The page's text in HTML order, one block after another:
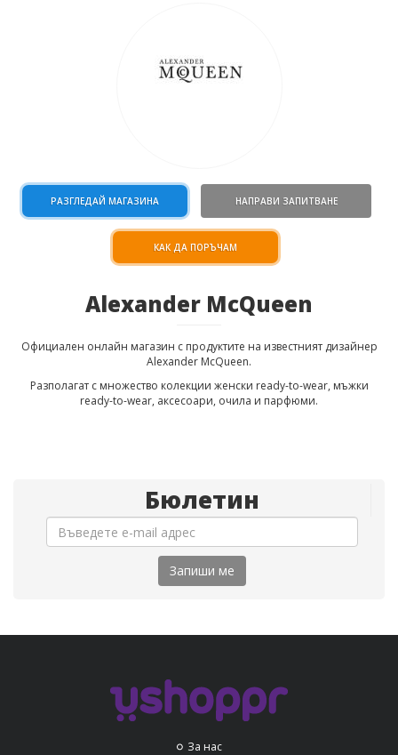
РАЗГЛЕДАЙ МАГАЗИНА НАПРАВИ ЗАПИТВАНЕ
КАК ДА ПОРЪЧАМ
Alexander McQueen
Официален онлайн магазин с продуктите на известният дизайнер
Alexander McQueen.
Разполагат с множество колекции женски ready-to-wear, мъжки
ready-to-wear, аксесоари, очила и парфюми.
Бюлетин
Запиши ме
За нас